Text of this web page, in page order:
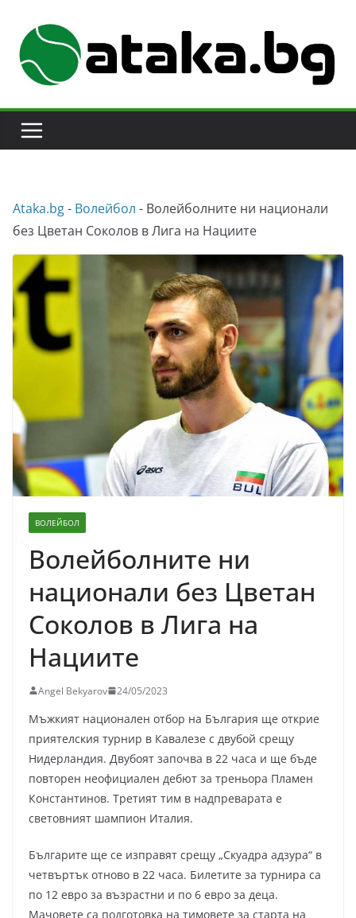
content
Аtaka.bg- Волейбол - Волейболните ни национали
без Цветан Соколов в Лига на Нациите
ВОЛЕЙБОЛ
Волейболните ни
национали без Цветан
Соколов в Лига на
Нациите
Angel Bekyarov 24/05/2023
Мъжкият национален отбор на България ще открие
приятелския турнир в Кавалезе с двубой срещу
Нидерландия. Двубоят започва в 22 часа и ще бъде
повторен неофициален дебют за треньора Пламен
Константинов. Третият тим в надпреварата е
световният шампион Италия.
Българите ще се изправят срещу „Скуадра адзура“ в
четвъртък отново в 22 часа. Билетите за турнира са
по 12 евро за възрастни и по 6 евро за деца.
Мачовете са подготовка на тимовете за старта на